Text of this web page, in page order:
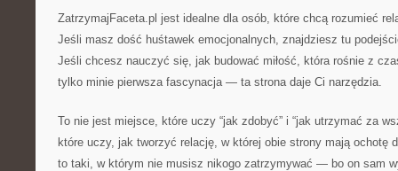
ZatrzymajFaceta.pl jest idealne dla osób, które chcą rozumieć
Jeśli masz dość huśtawek emocjonalnych, znajdziesz tu
Jeśli chcesz nauczyć się, jak budować miłość, która rośnie z
tylko minie pierwsza fascynacja — ta strona daje Ci narzędzia.
To nie jest miejsce, które uczy “jak zdobyć” i “jak utrzymać za
które uczy, jak tworzyć relację, w której obie strony mają ochotę
to taki, w którym nie musisz nikogo zatrzymywać — bo on sam